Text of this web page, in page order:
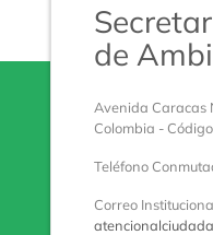
de
Avenida Caracas
Colombia -
Teléfono
Correo